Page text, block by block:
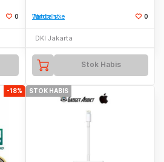
0 Tambah ke Watchlist 0
DKI Jakarta
Stok Habis
-18% STOK HABIS